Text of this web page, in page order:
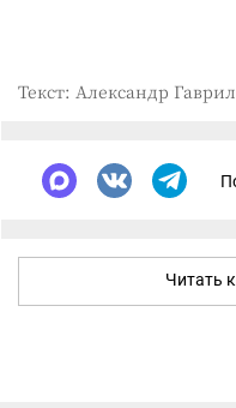
Текст: Александр
Читать